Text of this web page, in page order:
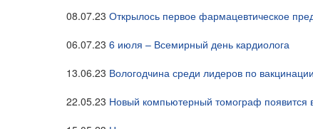
08.07.23 Открылось первое фармацевтическое
06.07.23 6 июля – Всемирный день кардиолога
13.06.23 Вологодчина среди лидеров по
22.05.23 Новый компьютерный томограф